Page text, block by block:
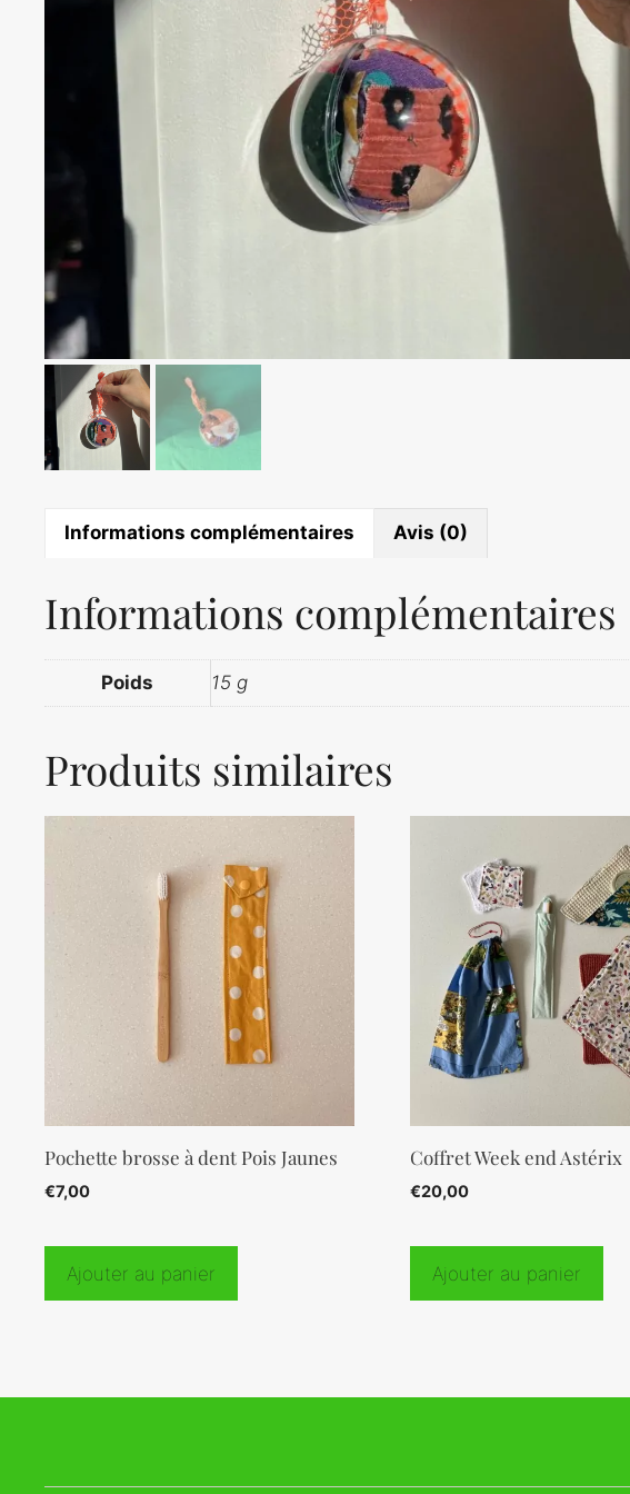
Informations complémentaires Avis (0)
Informations complémentaires
Poids 15 g
Produits similaires
Pochette brosse à dent Pois Jaunes
€7,00
Ajouter au panier
Coffret Week end Astérix
€20,00
Ajouter au panier